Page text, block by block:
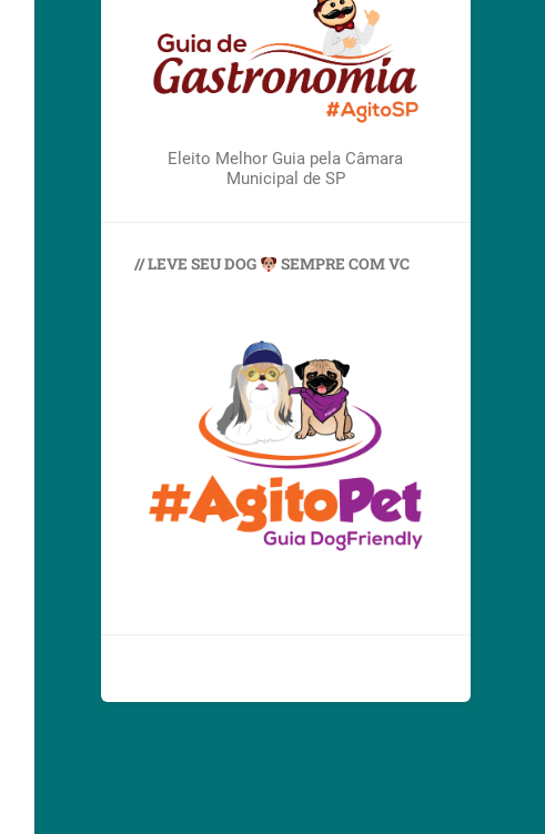
Eleito Melhor Guia pela Câmara
Municipal de SP
// LEVE SEU DOG SEMPRE COM VC